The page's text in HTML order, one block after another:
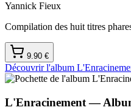
Yannick Fieux
Compilation des huit titres
9.90 €
Découvrir l'album
L'Enracinement —